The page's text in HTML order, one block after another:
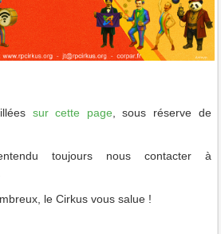
sur cette page , sous réserve de
toujours nous contacter à
le Cirkus vous salue !